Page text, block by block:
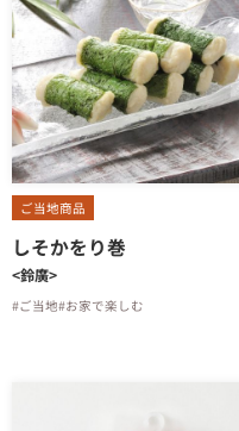
ご当地商品
しそかをり巻
<鈴廣>
#ご当地#お家で楽しむ